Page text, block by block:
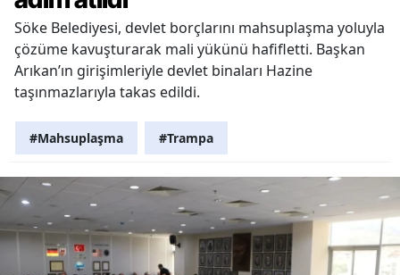
Söke Belediyesi, devlet borçlarını mahsuplaşma yoluyla
çözüme kavuşturarak mali yükünü hafifletti. Başkan
Arıkan’ın girişimleriyle devlet binaları Hazine
taşınmazlarıyla takas edildi.
#Mahsuplaşma #Trampa